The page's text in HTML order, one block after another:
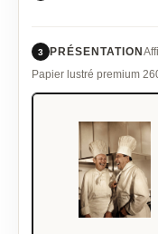
3 PRÉSENTATION
Papier lustré premium